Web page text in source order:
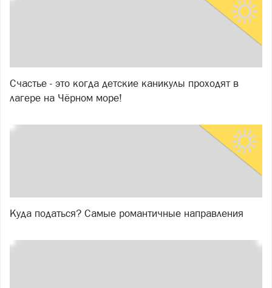
Счастье - это когда детские каникулы проходят в
лагере на Чёрном море!
Куда податься? Самые романтичные направления